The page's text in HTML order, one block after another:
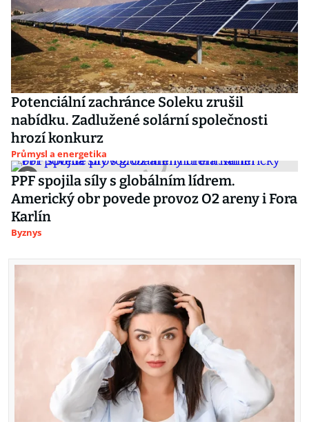
Potenciální zachránce Soleku zrušil
nabídku. Zadlužené solární společnosti
hrozí konkurz
Průmysl a energetika
PPF spojila síly s globálním lídrem.
Americký obr povede provoz O2 areny i Fora
Karlín
Byznys